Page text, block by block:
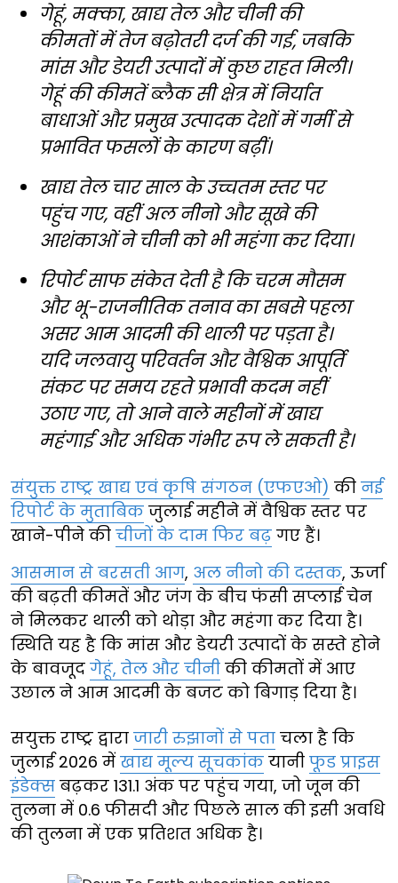
गेहूं, मक्का, खाद्य तेल और चीनी की
कीमतों में तेज बढ़ोतरी दर्ज की गई, जबकि
मांस और डेयरी उत्पादों में कुछ राहत मिली।
गेहूं की कीमतें ब्लैक सी क्षेत्र में निर्यात
बाधाओं और प्रमुख उत्पादक देशों में गर्मी से
प्रभावित फसलों के कारण बढ़ीं।
खाद्य तेल चार साल के उच्चतम स्तर पर
पहुंच गए, वहीं अल नीनो और सूखे की
आशंकाओं ने चीनी को भी महंगा कर दिया।
रिपोर्ट साफ संकेत देती है कि चरम मौसम
और भू-राजनीतिक तनाव का सबसे पहला
असर आम आदमी की थाली पर पड़ता है।
यदि जलवायु परिवर्तन और वैश्विक आपूर्ति
संकट पर समय रहते प्रभावी कदम नहीं
उठाए गए, तो आने वाले महीनों में खाद्य
महंगाई और अधिक गंभीर रूप ले सकती है।
संयुक्त राष्ट्र खाद्य एवं कृषि संगठन (एफएओ) की नई
रिपोर्ट के मुताबिक जुलाई महीने में वैश्विक स्तर पर
खाने-पीने की चीजों के दाम फिर बढ़ गए हैं।
आसमान से बरसती आग, अल नीनो की दस्तक, ऊर्जा
की बढ़ती कीमतें और जंग के बीच फंसी सप्लाई चेन
ने मिलकर थाली को थोड़ा और महंगा कर दिया है।
स्थिति यह है कि मांस और डेयरी उत्पादों के सस्ते होने
के बावजूद गेहूं, तेल और चीनी की कीमतों में आए
उछाल ने आम आदमी के बजट को बिगाड़ दिया है।
सयुक्त राष्ट्र द्वारा जारी रुझानों से पता चला है कि
जुलाई 2026 में खाद्य मूल्य सूचकांक यानी फूड प्राइस
इंडेक्स बढ़कर 131.1 अंक पर पहुंच गया, जो जून की
तुलना में 0.6 फीसदी और पिछले साल की इसी अवधि
की तुलना में एक प्रतिशत अधिक है।